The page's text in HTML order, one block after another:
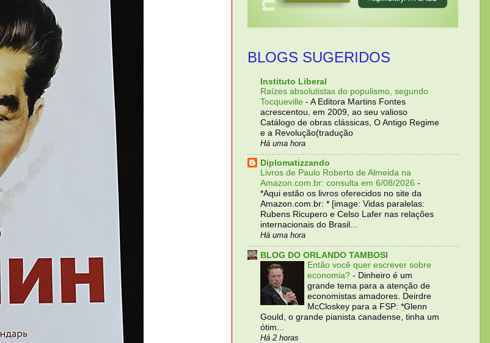
BLOGS SUGERIDOS
Instituto Liberal
Raízes absolutistas do populismo, segundo
Tocqueville - A Editora Martins Fontes
acrescentou, em 2009, ao seu valioso
Catálogo de obras clássicas, O Antigo Regime
e a Revolução(tradução
Há uma hora
Diplomatizzando
Livros de Paulo Roberto de Almeida na
Amazon.com.br: consulta em 6/08/2026 -
*Aqui estão os livros oferecidos no site da
Amazon.com.br: * [image: Vidas paralelas:
Rubens Ricupero e Celso Lafer nas relações
internacionais do Brasil...
Há uma hora
BLOG DO ORLANDO TAMBOSI
Então você quer escrever sobre
economia? - Dinheiro é um
grande tema para a atenção de
economistas amadores. Deirdre
McCloskey para a FSP: *Glenn
Gould, o grande pianista canadense, tinha um
ótim...
Há 2 horas